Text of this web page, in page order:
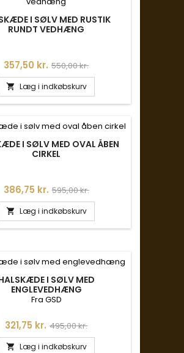
I SØLV MED RUSTIK
RUNDT VEDHÆNG
Pris
357,50 kr. Normalpris
550,00 kr.
 Læg i indkøbskurv
I SØLV MED OVAL ÅBEN
CIRKEL
Pris
386,75 kr. Normalpris
595,00 kr.
 Læg i indkøbskurv
I SØLV MED
ENGLEVEDHÆNG
Fra GSD
Pris
321,75 kr. Normalpris
495,00 kr.
 Læg i indkøbskurv